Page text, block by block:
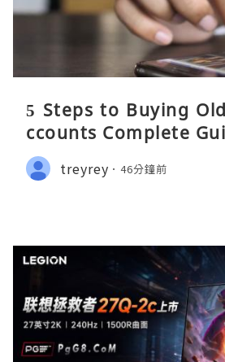
5 Steps to Buying
ccounts Complete
treyrey 46分鐘前